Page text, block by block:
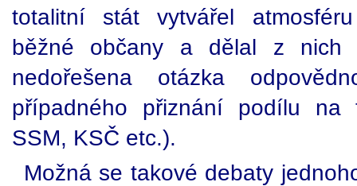
totalitní stát vytvářel
běžné občany a dělal z nich
nedořešena otázka
případného přiznání podílu na
SSM, KSČ etc.).
Možná se takové debaty